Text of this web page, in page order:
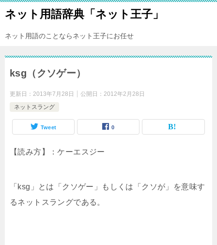
ネット用語辞典「ネット王子」
ネット用語のことならネット王子にお任せ
ksg（クソゲー）
更新日： 2013年7月28日 公開日： 2012年2月28日
ネットスラング
Tweet 0
【読み方】：ケーエスジー
「ksg」とは「クソゲー」もしくは「クソが」を意味す
るネットスラングである。